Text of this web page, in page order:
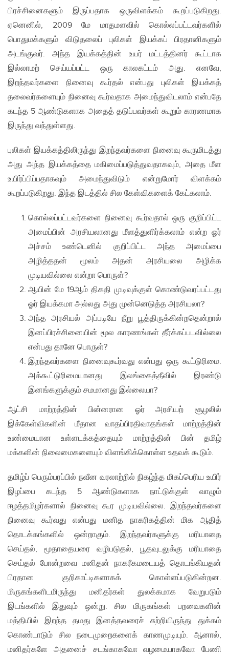
பிரச்சினைகளும் இருப்பதாக ஒருவிளக்கம் கூறப்படுகிறது.
ஏனெனில், 2009 மே மாதமளவில் கொல்லப்பட்டவர்களில்
பொதுமக்களும் விடுதலைப் புலிகள் இயக்கப் பிரதானிகளும்
அடங்குவர். அந்த இயக்கத்தின் உயர் மட்டத்தினர் கூட்டாக
இல்லாமற் செய்யப்பட்ட ஒரு காலகட்டம் அது. எனவே,
இறந்தவர்களை நினைவு கூர்தல் என்பது புலிகள் இயக்கத்
தலைவர்களையும் நினைவு கூர்வதாக அமைந்துவிடலாம் என்பதே
கடந்த 5 ஆண்டுகளாக அதைத் தடுப்பவர்கள் கூறும் காரணமாக
இருந்து வந்துள்ளது.
புலிகள் இயக்கத்திலிருந்து இறந்தவர்களை நினைவு கூருமிடத்து
அது அந்த இயக்கத்தை மகிமைப்படுத்துவதாகவும், அதை மீள
உயிர்ப்பிப்பதாகவும் அமைந்துவிடும் என்றுமோர் விளக்கம்
கூறப்படுகிறது. இந்த இடத்தில் சில கேள்விகளைக் கேட்கலாம்.
கொல்லப்பட்டவர்களை நினைவு கூர்வதால் ஒரு குறிப்பிட்ட
அமைப்பின் அரசியலானது மீளத்துளிர்க்கலாம் என்ற ஓர்
அச்சம் உண்டெனில் குறிப்பிட்ட அந்த அமைப்பை
அழித்ததன் மூலம் அதன் அரசியலை அழிக்க
முடியவில்லை என்றா பொருள்?
ஆயின் மே 19ஆம் திகதி முடிவுக்குள் கொண்டுவரப்பட்டது
ஓர் இயக்கமா அல்லது அது முன்னெடுத்த அரசியலா?
அந்த அரசியல் அப்படியே நீறு பூத்திருக்கின்றதென்றால்
இனப்பிரச்சினையின் மூல காரணங்கள் தீர்க்கப்படவில்லை
என்பது தானே பொருள்?
இறந்தவர்களை நினைவுகூர்வது என்பது ஒரு கூட்டுரிமை.
அக்கூட்டுரிமையானது இலங்கைத்தீவில் இரண்டு
இனங்களுக்கும் சமமானது இல்லையா?
ஆட்சி மாற்றத்தின் பின்னரான ஓர் அரசியற் சூழலில்
இக்கேள்விகளின் மீதான வாதப்பிரதிவாதங்கள் மாற்றத்தின்
உண்மையான உள்ளடக்கத்தையும் மாற்றத்தின் பின் தமிழ்
மக்களின் நிலைமைகளையும் விளங்கிக்கொள்ள உதவக் கூடும்.
தமிழ்ப் பெரும்பரப்பில் நவீன வரலாற்றில் நிகழ்ந்த மிகப்பெரிய உயிர்
இழப்பை கடந்த 5 ஆண்டுகளாக நாட்டுக்குள் வாழும்
ஈழத்தமிழர்களால் நினைவு கூர முடியவில்லை. இறந்தவர்களை
நினைவு கூர்வது என்பது மனித நாகரிகத்தின் மிக ஆதித்
தொடக்கங்களில் ஒன்றாகும். இறந்தவர்களுக்கு மரியாதை
செய்தல், மூதாதையரை வழிபடுதல், பூதவுடலுக்கு மரியாதை
செய்தல் போன்றவை மனிதன் நாகரீகமடையத் தொடங்கியதன்
பிரதான குறிகாட்டிகளாகக் கொள்ளப்படுகின்றன.
மிருகங்களிடமிருந்து மனிதர்கள் துலக்கமாக வேறுபடும்
இடங்களில் இதுவும் ஒன்று. சில மிருகங்கள் பறவைகளின்
மத்தியில் இறந்த தமது இனத்தவரைச் சுற்றியிருந்து துக்கம்
கொண்டாடும் சில நடைமுறைகளைக் காணமுடியும். ஆனால்,
மனிதர்களே அதனைச் சடங்காகவோ வழமையாகவோ பேணி